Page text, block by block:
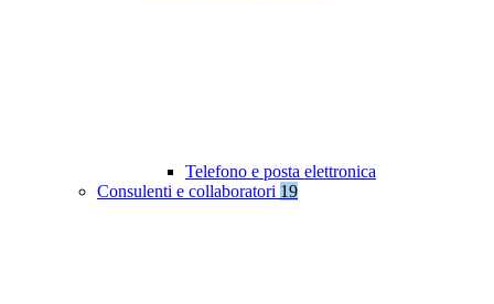
Telefono e posta elettronica
Consulenti e collaboratori 19